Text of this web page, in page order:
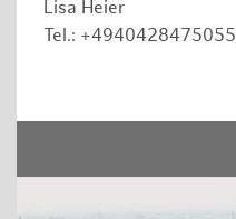
Lisa Heier
Tel.: +4940428475055